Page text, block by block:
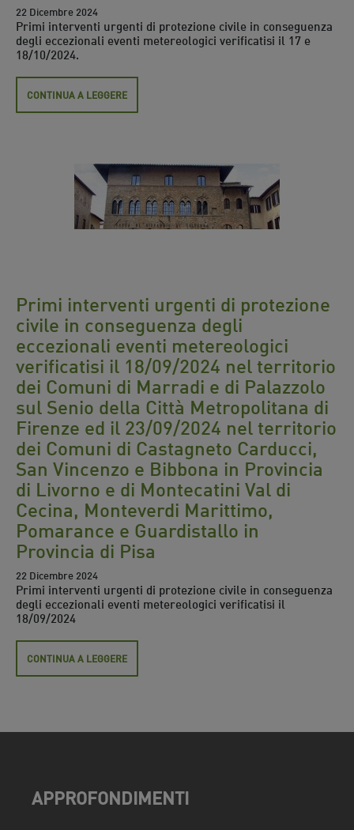
22 Dicembre 2024
Primi interventi urgenti di protezione civile in conseguenza
degli eccezionali eventi metereologici verificatisi il 17 e
18/10/2024.
CONTINUA A LEGGERE
Primi interventi urgenti di protezione
civile in conseguenza degli
eccezionali eventi metereologici
verificatisi il 18/09/2024 nel territorio
dei Comuni di Marradi e di Palazzolo
sul Senio della Città Metropolitana di
Firenze ed il 23/09/2024 nel territorio
dei Comuni di Castagneto Carducci,
San Vincenzo e Bibbona in Provincia
di Livorno e di Montecatini Val di
Cecina, Monteverdi Marittimo,
Pomarance e Guardistallo in
Provincia di Pisa
22 Dicembre 2024
Primi interventi urgenti di protezione civile in conseguenza
degli eccezionali eventi metereologici verificatisi il
18/09/2024
CONTINUA A LEGGERE
APPROFONDIMENTI